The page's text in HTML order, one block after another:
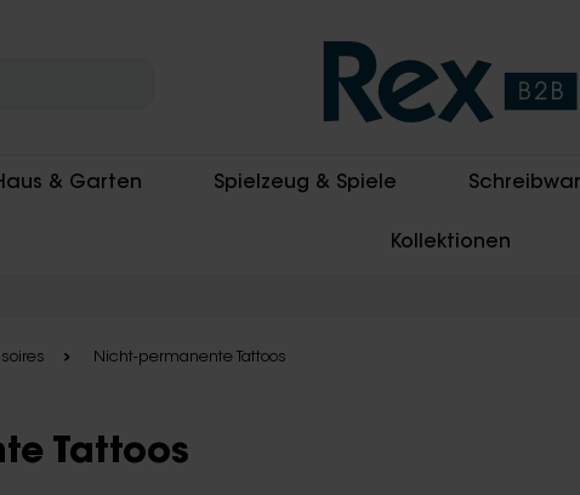
& Garten Spielzeug & Spiele
Kollektionen
Nicht-permanente Tattoos
Tattoos